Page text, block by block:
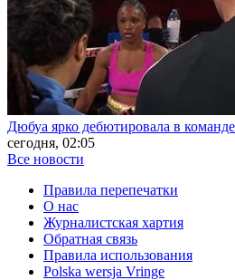
Дюбуа ярко дебютировала в
сегодня, 02:05
Все новости
Правила перепечатки
О нас
Журналистская хартия
Обратная связь
Правила использования
Polska wersja Vringe